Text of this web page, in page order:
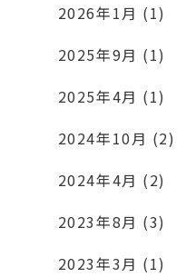
2026年1月 (1)
2025年9月 (1)
2025年4月 (1)
2024年10月 (2)
2024年4月 (2)
2023年8月 (3)
2023年3月 (1)